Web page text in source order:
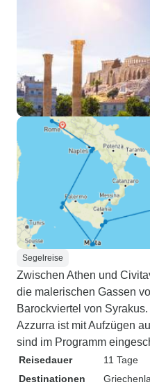
Segelreise
Zwischen Athen und
die malerischen Gassen
Barockviertel von
Azzurra ist mit Aufzügen
sind im Programm
Reisedauer
11 Tage
Destinationen